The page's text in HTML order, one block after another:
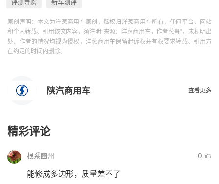
评测导购 新车测评
原创声明：本文为洋葱商用车原创，版权归洋葱商用车所有，任何平台、网站
和个人转载、引用该文内容，须注明“来源：洋葱商用车，作者葱哥”，未标明出
处、作者的情况均视为侵权，洋葱商用车保留起诉权并有权要求转载、引用方
在约定的时间内删除。
陕汽商用车 查看更多
精彩评论
根系豳州 0
能修成多边形，质量差不了